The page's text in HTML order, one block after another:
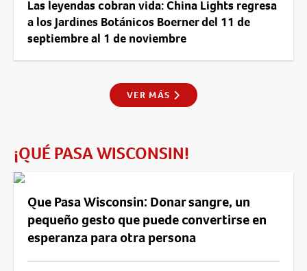
Las leyendas cobran vida: China Lights regresa
a los Jardines Botánicos Boerner del 11 de
septiembre al 1 de noviembre
VER MÁS
¡QUÉ PASA WISCONSIN!
Que Pasa Wisconsin: Donar sangre, un
pequeño gesto que puede convertirse en
esperanza para otra persona